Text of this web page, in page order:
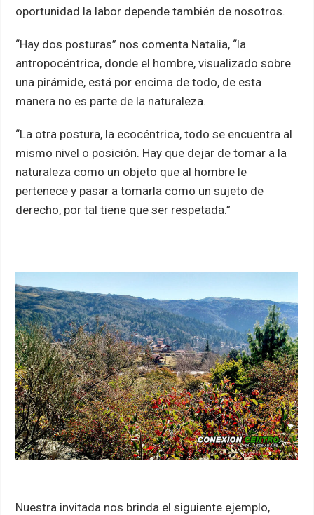
oportunidad la labor depende también de nosotros.
“Hay dos posturas” nos comenta Natalia, “la
antropocéntrica, donde el hombre, visualizado sobre
una pirámide, está por encima de todo, de esta
manera no es parte de la naturaleza.
“La otra postura, la ecocéntrica, todo se encuentra al
mismo nivel o posición. Hay que dejar de tomar a la
naturaleza como un objeto que al hombre le
pertenece y pasar a tomarla como un sujeto de
derecho, por tal tiene que ser respetada.”
Nuestra invitada nos brinda el siguiente ejemplo,